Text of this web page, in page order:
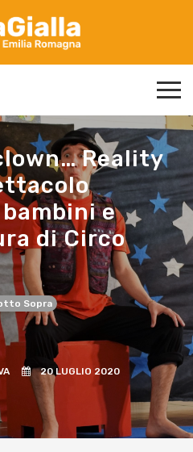
Reality
e
di Circo
Sopra
20 LUGLIO 2020